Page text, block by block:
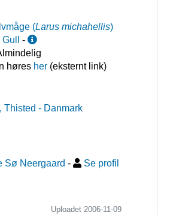
(Larus michahellis)
-
høres her(eksternt link)
Thisted - Danmark
Sø Neergaard - Se profil
Uploadet 2006-11-09